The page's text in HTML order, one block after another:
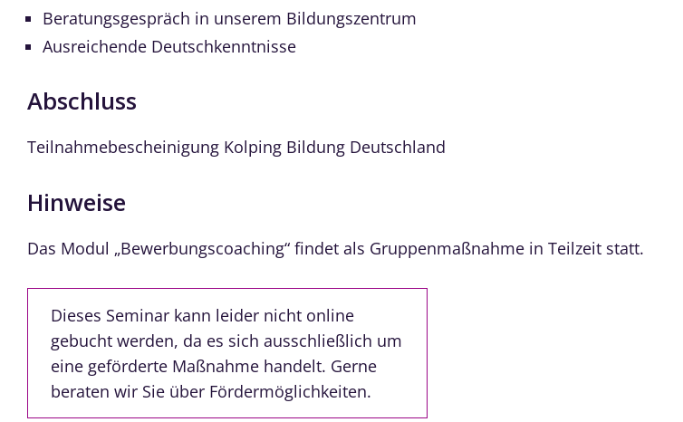
Beratungsgespräch in unserem Bildungszentrum
Ausreichende Deutschkenntnisse
Abschluss
Teilnahmebescheinigung Kolping Bildung Deutschland
Hinweise
Das Modul „Bewerbungscoaching“ findet als Gruppenmaßnahme in Teilzeit statt.
Dieses Seminar kann leider nicht online
gebucht werden, da es sich ausschließlich um
eine geförderte Maßnahme handelt. Gerne
beraten wir Sie über Fördermöglichkeiten.